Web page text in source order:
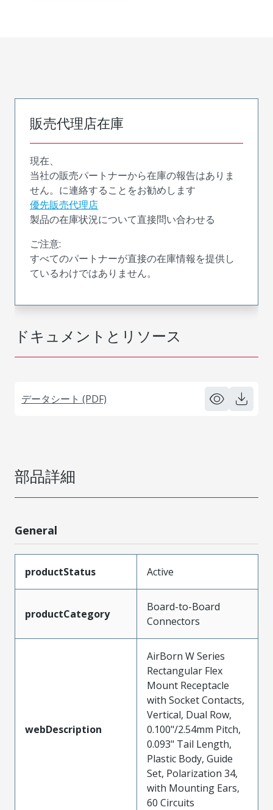
ドキュメントとリソース
データシート (PDF)
販売代理店在庫
現在、
当社の販売パートナーから在庫の報告はありま
せん。に連絡することをお勧めします
優先販売代理店
製品の在庫状況について直接問い合わせる
ご注意:
すべてのパートナーが直接の在庫情報を提供し
ているわけではありません。
部品詳細
General
productStatus Active
productCategory
Board-to-Board
Connectors
webDescription
AirBorn W Series
Rectangular Flex
Mount Receptacle
with Socket Contacts,
Vertical, Dual Row,
0.100"/2.54mm Pitch,
0.093" Tail Length,
Plastic Body, Guide
Set, Polarization 34,
with Mounting Ears,
60 Circuits